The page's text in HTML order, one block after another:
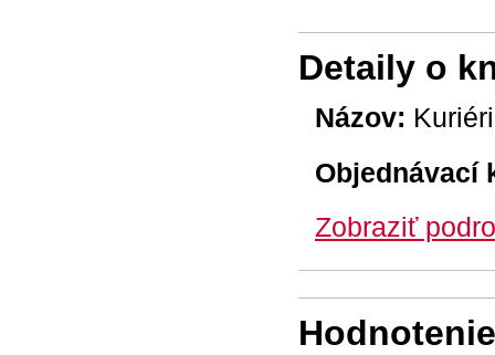
Detaily o
Názov:
Objednávací
Zobraziť